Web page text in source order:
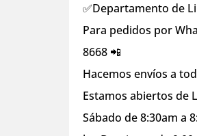
✅Departamento de
Para pedidos por
8668 📲
Hacemos envíos a
Estamos abiertos de
Sábado de 8:30am a